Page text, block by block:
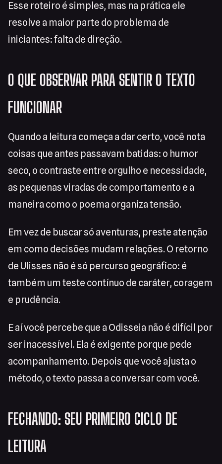
Esse roteiro é simples, mas na prática ele
resolve a maior parte do problema de
iniciantes: falta de direção.
O QUE OBSERVAR PARA SENTIR O TEXTO
FUNCIONAR
Quando a leitura começa a dar certo, você nota
coisas que antes passavam batidas: o humor
seco, o contraste entre orgulho e necessidade,
as pequenas viradas de comportamento e a
maneira como o poema organiza tensão.
Em vez de buscar só aventuras, preste atenção
em como decisões mudam relações. O retorno
de Ulisses não é só percurso geográfico: é
também um teste contínuo de caráter, coragem
e prudência.
E aí você percebe que a Odisseia não é difícil por
ser inacessível. Ela é exigente porque pede
acompanhamento. Depois que você ajusta o
método, o texto passa a conversar com você.
FECHANDO: SEU PRIMEIRO CICLO DE
LEITURA